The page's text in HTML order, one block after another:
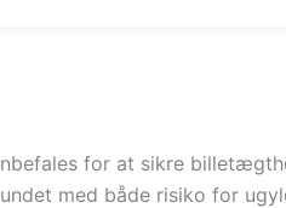
for at sikre
med både risiko for